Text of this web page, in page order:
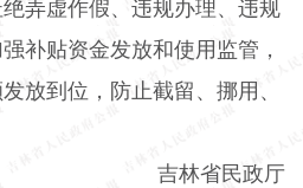
弄虚作假、违规办理、违规
补贴资金发放和使用监管，
放到位，防止截留、挪用、
吉林省民政厅